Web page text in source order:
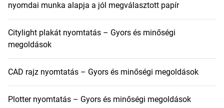
nyomdai munka alapja a jól megválasztott papír
Citylight plakát nyomtatás – Gyors és minőségi
megoldások
CAD rajz nyomtatás – Gyors és minőségi megoldások
Plotter nyomtatás – Gyors és minőségi megoldások